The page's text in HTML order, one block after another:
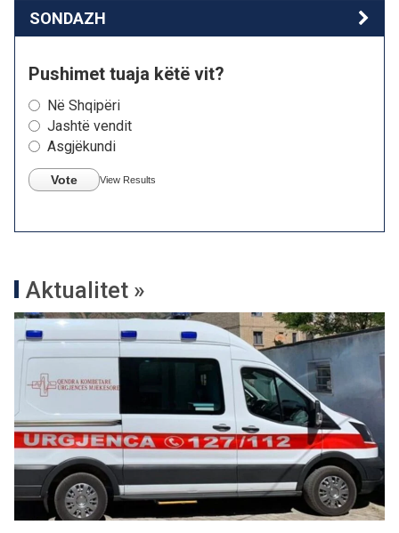
SONDAZH
Pushimet tuaja këtë vit?
Në Shqipëri
Jashtë vendit
Asgjëkundi
Vote View Results
Aktualitet »